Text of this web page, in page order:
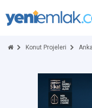
Konut Projeleri